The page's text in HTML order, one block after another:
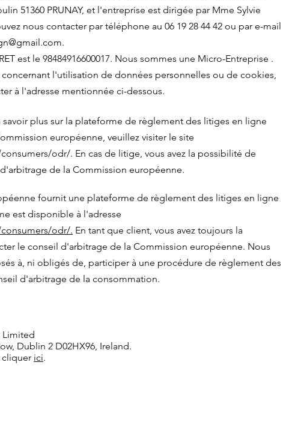
51360 PRUNAY, et l'entreprise est dirigée par Mme Sylvie
nous contacter par téléphone au 06 19 28 44 42 ou par e-mail
.
est le 98484916600017. Nous sommes une Micro-Entreprise .
l'utilisation de données personnelles ou de cookies,
à l'adresse mentionnée ci-dessous.
savoir plus sur la plateforme de règlement des litiges en ligne
européenne, veuillez visiter le site
odr/. En cas de litige, vous avez la possibilité de
de la Commission européenne.
fournit une plateforme de règlement des litiges en ligne
est disponible à l'adresse
odr/. En tant que client, vous avez toujours la
le conseil d'arbitrage de la Commission européenne. Nous
à, ni obligés de, participer à une procédure de règlement des
d'arbitrage de la consommation.
Limited
Dublin 2 D02HX96, Ireland.
cliquer ici.